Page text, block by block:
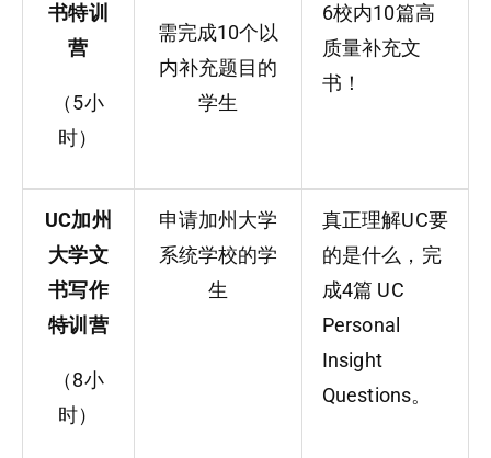
书特训
营
（5小
时）
需完成10个以
内补充题目的
学生
6校内10篇高
质量补充文
书！
UC加州
大学文
书写作
特训营
（8小
时）
申请加州大学
系统学校的学
生
真正理解UC要
的是什么，完
成4篇 UC
Personal
Insight
Questions。